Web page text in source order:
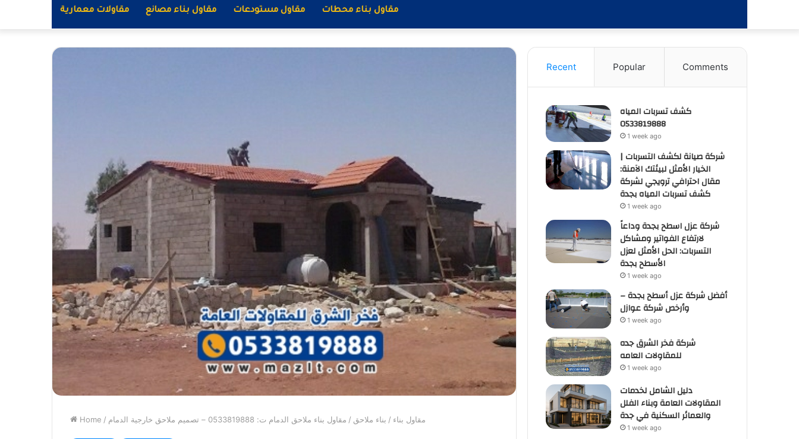
مقاولات معمارية مقاول بناء مصانع مقاول مستودعات مقاول بناء محطات
Home / مقاول بناء / بناء ملاحق / مقاول بناء ملاحق الدمام ت: 0533819888 – تصميم ملاحق خارجية الدمام
Recent Popular Comments
كشف تسربات المياه
0533819888
1 week ago
شركة صيانة لكشف التسربات |
الخيار الأمثل لبيئتك الآمنة:
مقال احترافي ترويجي لشركة
كشف تسربات المياه بجدة
1 week ago
شركة عزل اسطح بجدة وداعاً
لارتفاع الفواتير ومشاكل
التسربات: الحل الأمثل لعزل
الأسطح بجدة
1 week ago
أفضل شركة عزل أسطح بجدة –
وأرخص شركة عوازل
1 week ago
شركة فخر الشرق جده
للمقاولات العامه
1 week ago
دليل الشامل لخدمات
المقاولات العامة وبناء الفلل
والعمائر السكنية في جدة
1 week ago